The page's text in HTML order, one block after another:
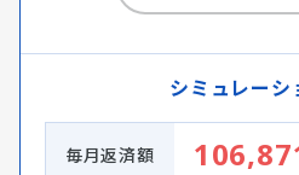
シミュレーシ
毎月返済額